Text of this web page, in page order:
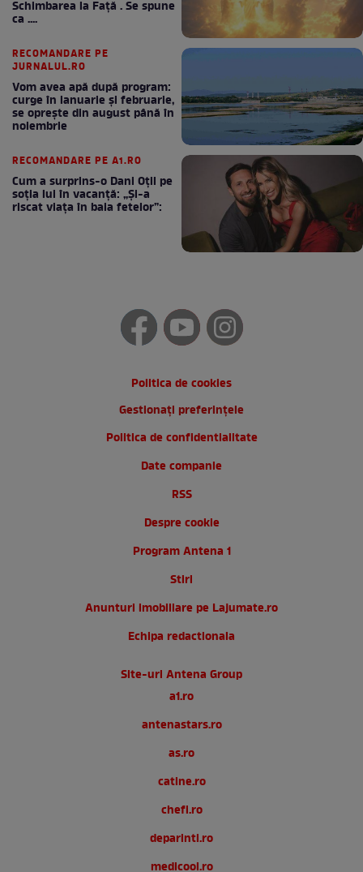
Schimbarea la Față . Se spune
ca ....
RECOMANDARE PE
JURNALUL.RO
Vom avea apă după program:
curge în ianuarie și februarie,
se oprește din august până în
noiembrie
RECOMANDARE PE A1.RO
Cum a surprins-o Dani Oțil pe
soția lui în vacanță: „Și-a
riscat viața în baia fetelor”:
Politica de cookies
Gestionați preferințele
Politica de confidentialitate
Date companie
RSS
Despre cookie
Program Antena 1
Stiri
Anunturi imobiliare pe Lajumate.ro
Echipa redactionala
Site-uri Antena Group
a1.ro
antenastars.ro
as.ro
catine.ro
chefi.ro
deparinti.ro
medicool.ro